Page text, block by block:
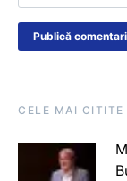
CELE MAI CITITE